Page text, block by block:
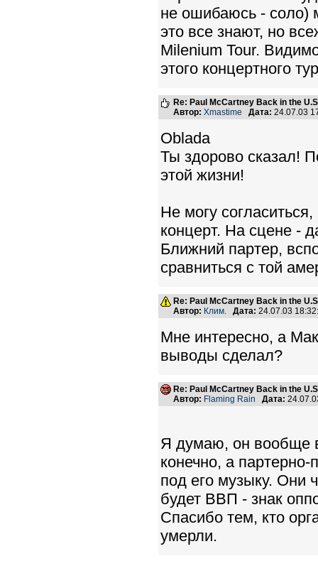
не ошибаюсь - соло)
это все знают, но
Milenium Tour.
этого концертного
Re: Paul McCartney Back in the
Автор: Xmastime Дата: 24.07.03
Oblada
Ты здорово сказал!
этой жизни!
Не могу
концерт. На сцене -
Ближний партер,
сравниться с той
Re: Paul McCartney Back in the
Автор: Клим. Дата: 24.07.03
Мне интересно, а
выводы сделал?
Re: Paul McCartney Back in the
Автор: Flaming Rain Дата:
Я думаю, он вообще
конечно, а
под его музыку. Они
будет ВВП - знак
Спасибо тем, кто
умерли.